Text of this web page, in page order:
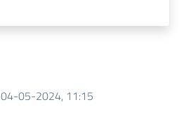
04-05-2024, 11:15